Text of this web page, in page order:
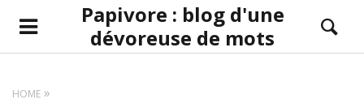
Papivore : blog d'une
dévoreuse de mots
HOME